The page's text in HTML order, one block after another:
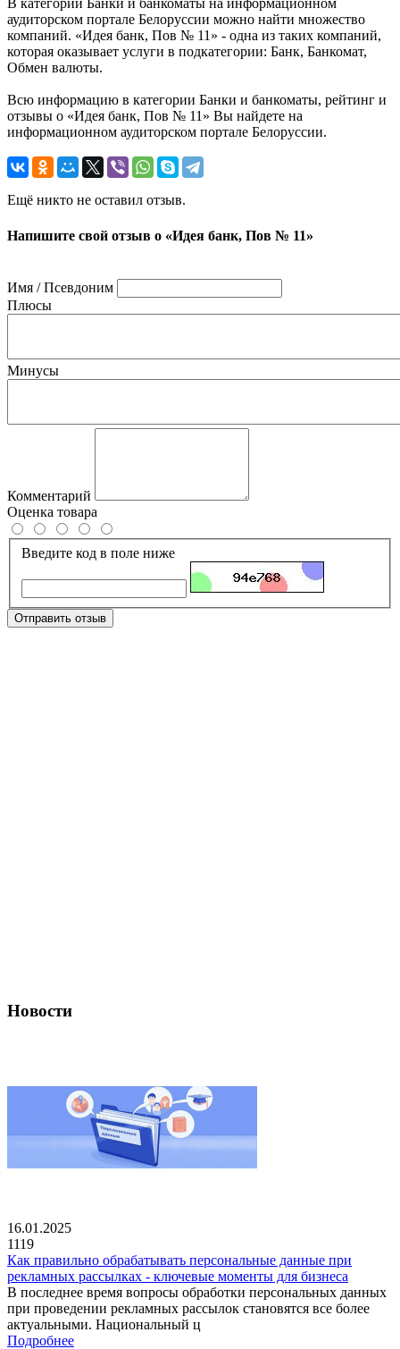
В категории Банки и банкоматы на информационном
аудиторском портале Белоруссии можно найти множество
компаний. «Идея банк, Пов № 11» - одна из таких компаний,
которая оказывает услуги в подкатегории: Банк, Банкомат,
Обмен валюты.
Всю информацию в категории Банки и банкоматы, рейтинг и
отзывы о «Идея банк, Пов № 11» Вы найдете на
информационном аудиторском портале Белоруссии.
Ещё никто не оставил отзыв.
Напишите свой отзыв о «Идея банк, Пов № 11»
Имя / Псевдоним
Плюсы
Минусы
Комментарий
Оценка товара
Введите код в поле ниже
Отправить отзыв
Новости
16.01.2025
1119
Как правильно обрабатывать персональные данные при
рекламных рассылках - ключевые моменты для бизнеса
В последнее время вопросы обработки персональных данных
при проведении рекламных рассылок становятся все более
актуальными. Национальный ц
Подробнее